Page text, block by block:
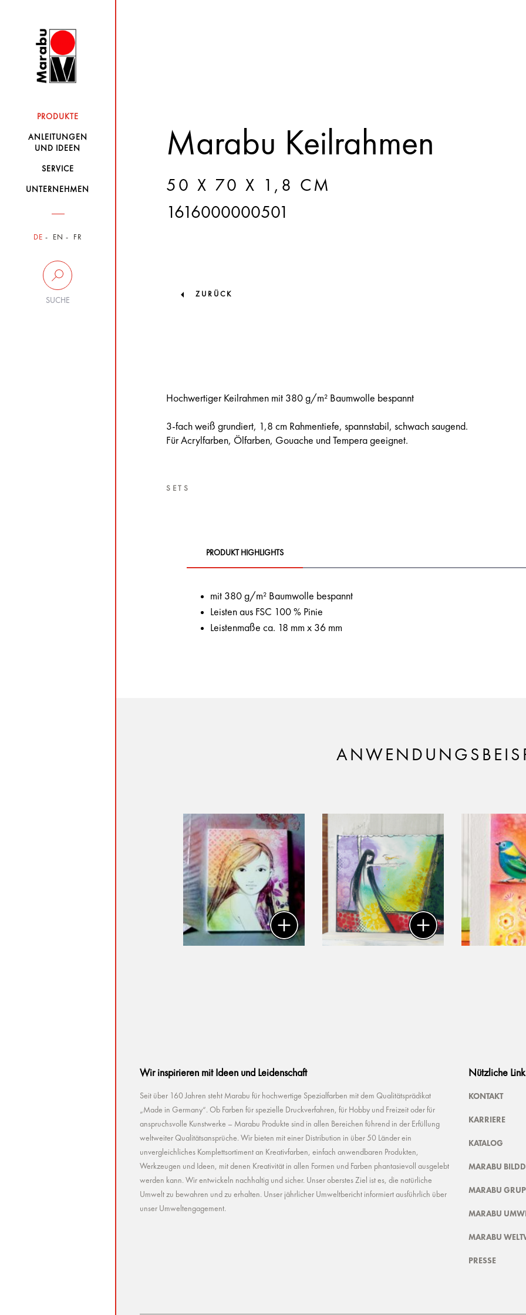
PRODUKTE
ANLEITUNGEN
UND IDEEN
SERVICE
UNTERNEHMEN
DE EN FR
SUCHE
Marabu Keilrahmen
50 X 70 X 1,8 CM
1616000000501
ZURÜCK
Hochwertiger Keilrahmen mit 380 g/m² Baumwolle bespannt
3-fach weiß grundiert, 1,8 cm Rahmentiefe, spannstabil, schwach saugend.
Für Acrylfarben, Ölfarben, Gouache und Tempera geeignet.
SETS
PRODUKT HIGHLIGHTS
mit 380 g/m² Baumwolle bespannt
Leisten aus FSC 100 % Pinie
Leistenmaße ca. 18 mm x 36 mm
Wir inspirieren mit Ideen und Leidenschaft
Seit über 160 Jahren steht Marabu für hochwertige Spezialfarben mit dem Qualitätsprädikat
„Made in Germany“. Ob Farben für spezielle Druckverfahren, für Hobby und Freizeit oder für
anspruchsvolle Kunstwerke – Marabu Produkte sind in allen Bereichen führend in der Erfüllung
weltweiter Qualitätsansprüche. Wir bieten mit einer Distribution in über 50 Länder ein
unvergleichliches Komplettsortiment an Kreativfarben, einfach anwendbaren Produkten,
Werkzeugen und Ideen, mit denen Kreativität in allen Formen und Farben phantasievoll ausgelebt
werden kann. Wir entwickeln nachhaltig und sicher. Unser oberstes Ziel ist es, die natürliche
Umwelt zu bewahren und zu erhalten. Unser jährlicher Umweltbericht informiert ausführlich über
unser Umweltengagement.
Nützliche
KONTAKT
KARRIERE
KATALOG
MARABU
MARABU
MARABU
MARABU
PRESSE